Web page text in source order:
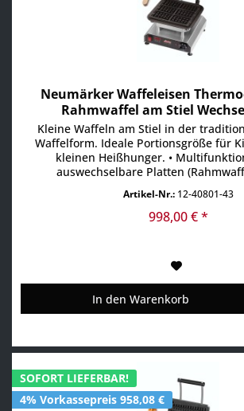
Neumärker Waffeleisen
Rahmwaffel am Stiel
Kleine Waffeln am Stiel in der
Waffelform. Ideale Portionsgröße für
kleinen Heißhunger. •
auswechselbare Platten
25 verschiedene Wechselplatten
Waffeln, Pizza, Crêpes, Paninis,
Artikel-Nr.:12-40801-43
998,00 € *
In den Warenkorb
SOFORT LIEFERBAR!
4% Vorkassepreis 958,08 €